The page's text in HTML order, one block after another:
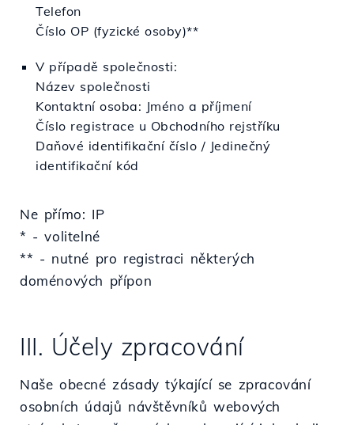
Telefon
Číslo OP (fyzické osoby)**
V případě společnosti:
Název společnosti
Kontaktní osoba: Jméno a příjmení
Číslo registrace u Obchodního rejstříku
Daňové identifikační číslo / Jedinečný
identifikační kód
Ne přímo: IP
* - volitelné
** - nutné pro registraci některých
doménových přípon
III. Účely zpracování
Naše obecné zásady týkající se zpracování
osobních údajů návštěvníků webových